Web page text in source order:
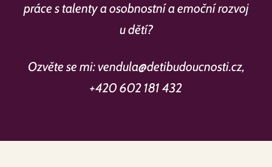
práce s talenty a osobnostní a emoční rozvoj
u dětí?
Ozvěte se mi: vendula@detibudoucnosti.cz,
+420 602 181 432